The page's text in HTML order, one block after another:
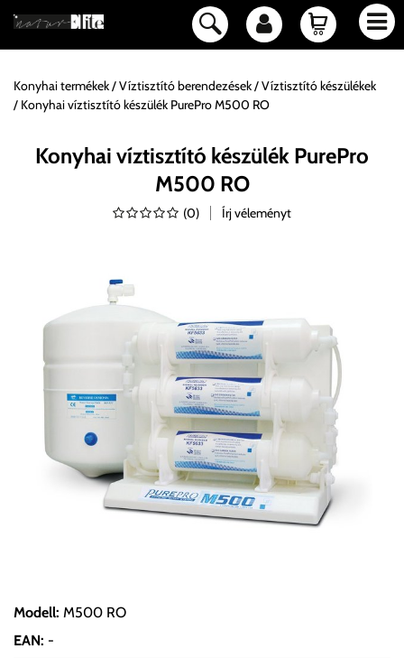
Konyhai termékek Víztisztító berendezések
Víztisztító készülékek
Konyhai víztisztító készülék PurePro M500 RO
Konyhai víztisztító készülék PurePro
M500 RO
(0) Írj véleményt
Modell: M500 RO
EAN: -